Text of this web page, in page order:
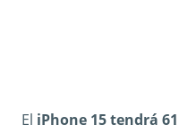
El iPhone 15 tendrá